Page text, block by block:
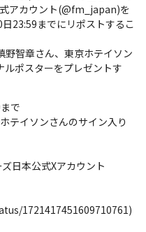
アカウント(@fm_japan)を
23:59までにリポストするこ
野智章さん、東京ホテイソン
ルポスターをプレゼントす
で
テイソンさんのサイン入り
日本公式Xアカウント
1721417451609710761)